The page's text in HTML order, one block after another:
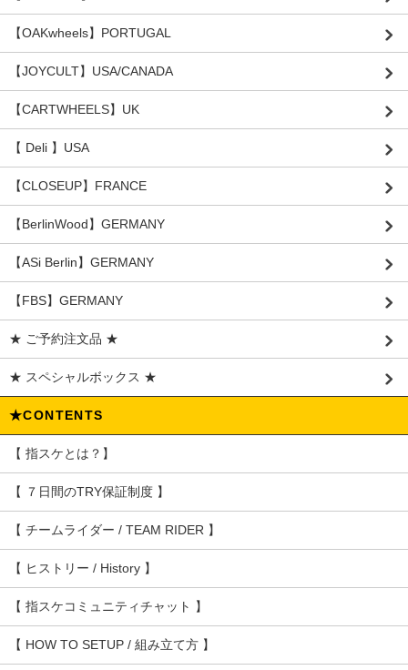
【OAKwheels】PORTUGAL
【JOYCULT】USA/CANADA
【CARTWHEELS】UK
【 Deli 】USA
【CLOSEUP】FRANCE
【BerlinWood】GERMANY
【ASi Berlin】GERMANY
【FBS】GERMANY
★ ご予約注文品 ★
★ スペシャルボックス ★
★CONTENTS
【 指スケとは？】
【 ７日間のTRY保証制度 】
【 チームライダー / TEAM RIDER 】
【 ヒストリー / History 】
【 指スケコミュニティチャット 】
【 HOW TO SETUP / 組み立て方 】